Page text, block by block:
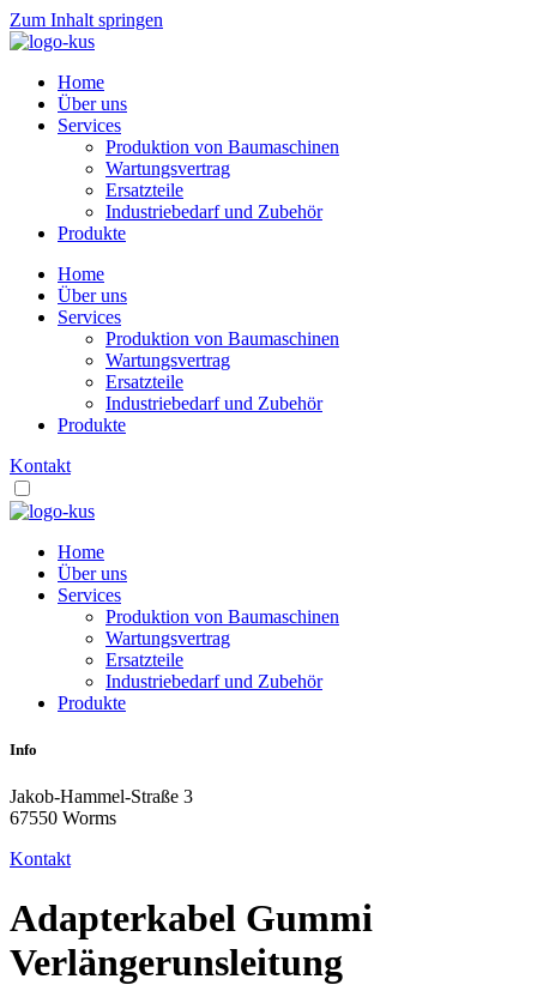
Zum Inhalt springen
Home
Über uns
Services
Produktion von Baumaschinen
Wartungsvertrag
Ersatzteile
Industriebedarf und Zubehör
Produkte
Home
Über uns
Services
Produktion von Baumaschinen
Wartungsvertrag
Ersatzteile
Industriebedarf und Zubehör
Produkte
Kontakt
Home
Über uns
Services
Produktion von Baumaschinen
Wartungsvertrag
Ersatzteile
Industriebedarf und Zubehör
Produkte
Info
Jakob-Hammel-Straße 3
67550 Worms
Kontakt
Adapterkabel Gummi
Verlängerunsleitung